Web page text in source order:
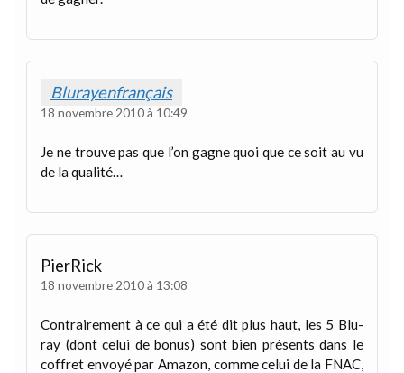
Blurayenfrançais
18 novembre 2010 à 10:49
Je ne trouve pas que l’on gagne quoi que ce soit au vu
de la qualité…
PierRick
18 novembre 2010 à 13:08
Contrairement à ce qui a été dit plus haut, les 5 Blu-
ray (dont celui de bonus) sont bien présents dans le
coffret envoyé par Amazon, comme celui de la FNAC,